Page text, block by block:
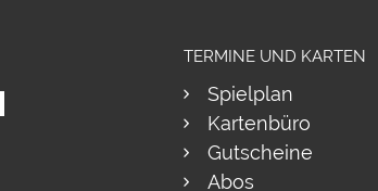
TERMINE UND KARTEN
Spielplan
Kartenbüro
Gutscheine
Abos